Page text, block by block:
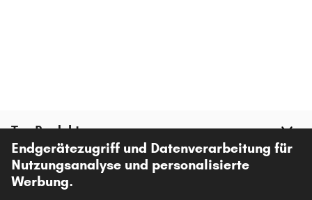
Top Produkte
Mehr von autoteile24
Endgerätezugriff und Datenverarbeitung für
Nutzungsanalyse und personalisierte
Werbung.